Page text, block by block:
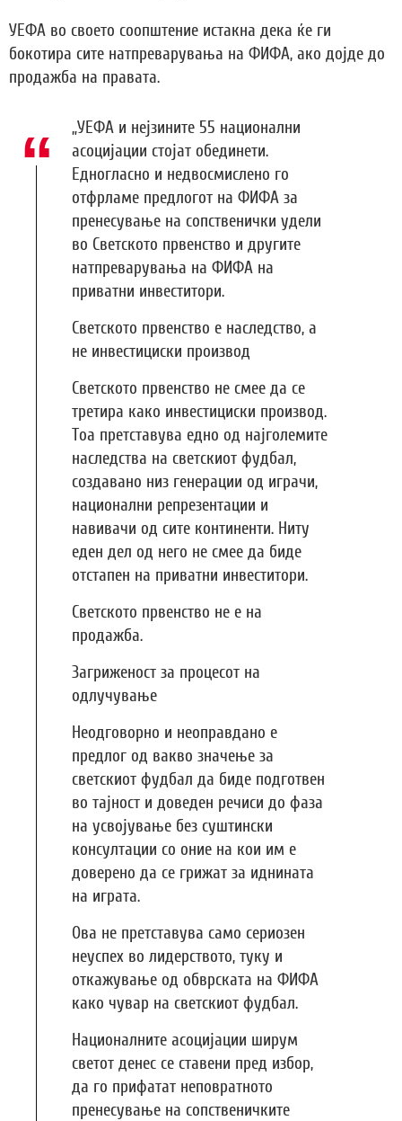
УЕФА во своето соопштение истакна дека ќе ги
бокотира сите натпреварувања на ФИФА, ако дојде до
продажба на правата.
„УЕФА и нејзините 55 национални
асоцијации стојат обединети.
Едногласно и недвосмислено го
отфрламе предлогот на ФИФА за
пренесување на сопственички удели
во Светското првенство и другите
натпреварувања на ФИФА на
приватни инвеститори.
Светското првенство е наследство, а
не инвестициски производ
Светското првенство не смее да се
третира како инвестициски производ.
Тоа претставува едно од најголемите
наследства на светскиот фудбал,
создавано низ генерации од играчи,
национални репрезентации и
навивачи од сите континенти. Ниту
еден дел од него не смее да биде
отстапен на приватни инвеститори.
Светското првенство не е на
продажба.
Загриженост за процесот на
одлучување
Неодговорно и неоправдано е
предлог од вакво значење за
светскиот фудбал да биде подготвен
во тајност и доведен речиси до фаза
на усвојување без суштински
консултации со оние на кои им е
доверено да се грижат за иднината
на играта.
Ова не претставува само сериозен
неуспех во лидерството, туку и
откажување од обврската на ФИФА
како чувар на светскиот фудбал.
Националните асоцијации ширум
светот денес се ставени пред избор,
да го прифатат неповратното
пренесување на сопственичките